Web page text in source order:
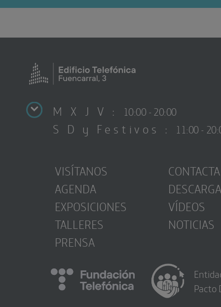
M X J V : 10:00 - 20:00
S D y Festivos : 11:00 -
VISÍTANOS
AGENDA
EXPOSICIONES
TALLERES
PRENSA
CONTACTA
VÍDEOS
NOTICIAS
Pacto